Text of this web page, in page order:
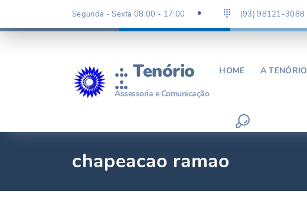
Segunda - Sexta 08:00 - 17:00 (93) 98121-3088
.:. Tenório
.:.
Assessoria e Comunicação
HOME A TENÓRIO
chapeacao ramao